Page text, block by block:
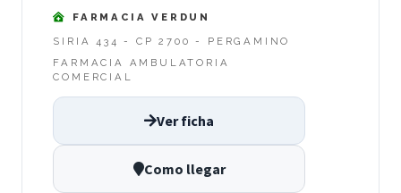
FARMACIA VERDUN
SIRIA 434 - CP 2700 - PERGAMINO
FARMACIA AMBULATORIA
COMERCIAL
Ver ficha
Como llegar